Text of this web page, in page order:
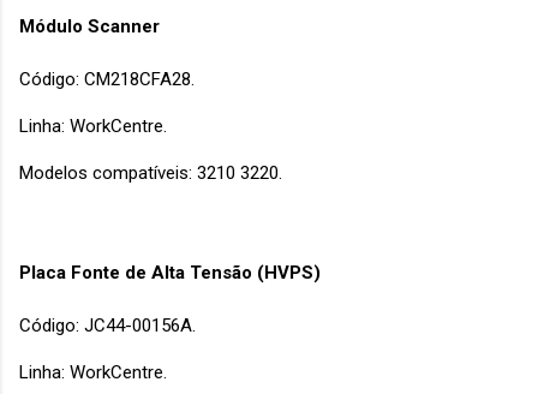
Módulo Scanner
Código: CM218CFA28.
Linha: WorkCentre.
Modelos compatíveis: 3210 3220.
Placa Fonte de Alta Tensão (HVPS)
Código: JC44-00156A.
Linha: WorkCentre.